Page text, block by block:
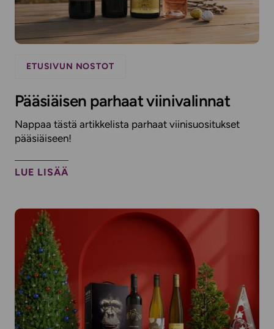
ETUSIVUN NOSTOT
Pääsiäisen parhaat viinivalinnat
Nappaa tästä artikkelista parhaat viinisuositukset
pääsiäiseen!
LUE LISÄÄ